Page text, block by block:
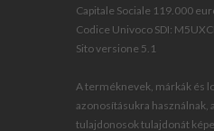
Capitale Sociale 119.000
Codice Univoco SDI:
Sito versione 5.1
A terméknevek, márkák és
azonosításukra használnak,
tulajdonosok tulajdonát